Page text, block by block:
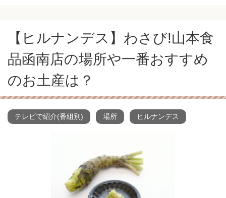
【ヒルナンデス】わさび!山本食
品函南店の場所や一番おすすめ
のお土産は？
テレビで紹介(番組別) 場所 ヒルナンデス